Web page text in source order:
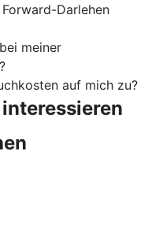
Darlehen
meiner
auf mich zu?